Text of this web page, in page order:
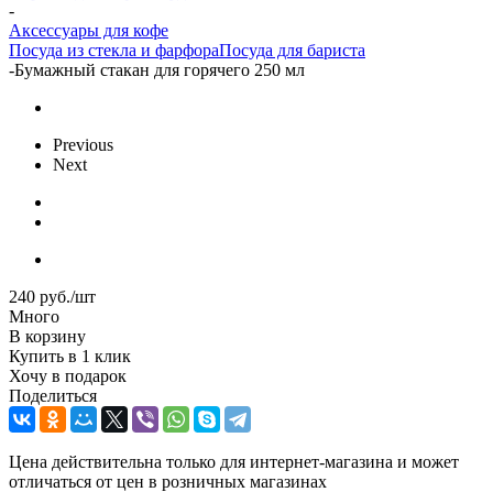
-
Аксессуары для кофе
Посуда из стекла и фарфораПосуда для бариста
-Бумажный стакан для горячего 250 мл
Previous
Next
240 руб./шт
Много
В корзину
Купить в 1 клик
Хочу в подарок
Поделиться
Цена действительна только для интернет-магазина и может
отличаться от цен в розничных магазинах